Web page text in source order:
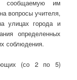
сообщаемую им
вопросы учителя,
улицах города и
определенных
соблюдения.
(со 2 по 5)